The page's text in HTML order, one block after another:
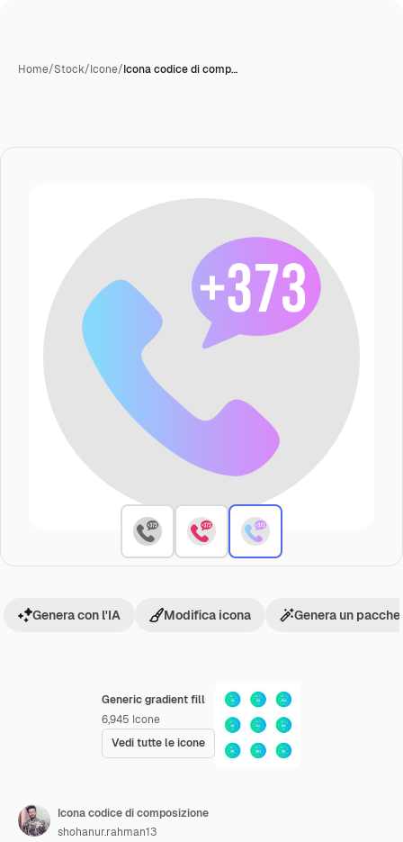
Home/Stock/Icone/Icona codice di comp…
Generic gradient fill
6,945 Icone
Vedi tutte le icone
Genera con l'IA Modifica icona Genera un
Icona codice di composizione
shohanur.rahman13